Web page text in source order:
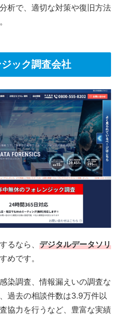
析で、適切な対策や復旧方法
ック調査会社
るなら、 デジタルデータソリ
めです。
染調査、情報漏えいの調査な
過去の相談件数は3.9万件以
協力を行うなど、豊富な実績